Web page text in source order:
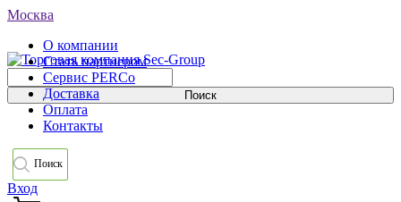
Москва
О компании
Стать партнером
Сервис PERCo
Доставка
Оплата
Контакты
Поиск
Вход